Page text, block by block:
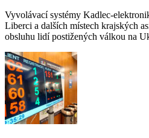
Vyvolávací systémy Kadlec-
Liberci a dalších místech krajských
obsluhu lidí postižených válkou na